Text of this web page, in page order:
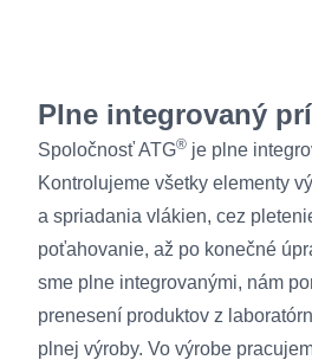
Plne integrovaný
Spoločnosť ATG® je plne
Kontrolujeme všetky elementy
a spriadania vlákien, cez
poťahovanie, až po konečné
sme plne integrovanými, nám
prenesení produktov z
plnej výroby. Vo výrobe